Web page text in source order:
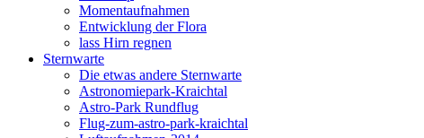
Momentaufnahmen
Entwicklung der Flora
lass Hirn regnen
Sternwarte
Die etwas andere Sternwarte
Astronomiepark-Kraichtal
Astro-Park Rundflug
Flug-zum-astro-park-kraichtal